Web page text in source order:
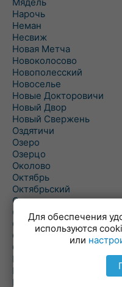
Нарочь
Неман
Несвиж
Новая Метча
Новоколосово
Новополесский
Новоселье
Новые Докторовичи
Новый Двор
Новый Свержень
Оздятичи
Озеро
Озерцо
Околово
Октябрь
Октябрьский
Олехновичи
Омговичи
Оношки
Осовец
Острошицкий Городок
Пасека
Пастовичи
Першаи
Для обеспечения
используются
или